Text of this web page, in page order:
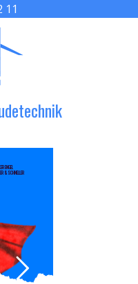
11
ENGEL
& SCHNELLER